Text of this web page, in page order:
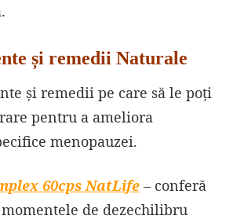
și remedii Naturale
și remedii pe care să le poți
pentru a ameliora
menopauzei.
60cps NatLife – conferă
de dezechilibru